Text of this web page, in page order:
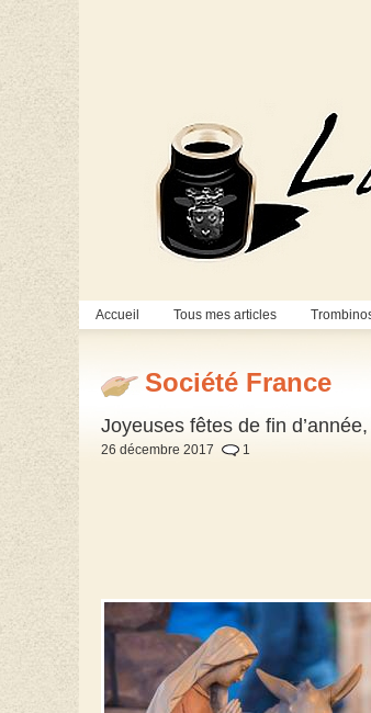
Accueil Tous mes articles
Société France
Joyeuses fêtes de fin
26 décembre 2017 1